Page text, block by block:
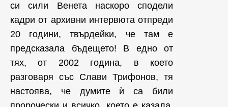
си сили Венета наскоро сподели
кадри от архивни интервюта отпреди
20 години, твърдейки, че там е
предсказала бъдещето! В едно от
тях, от 2002 година, в което
разговаря със Слави Трифонов, тя
настоява, че думите ѝ са били